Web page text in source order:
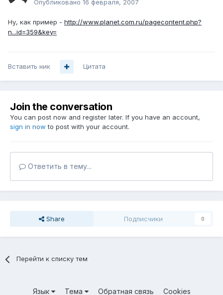
Опубликовано 16 февраля, 2007
Ну, как пример - http://www.planet.com.ru/pagecontent.php?
n...id=359&key=
Вставить ник Цитата
Join the conversation
You can post now and register later. If you have an account,
sign in now to post with your account.
Ответить в тему...
Share Подписчики 0
Перейти к списку тем
Язык Тема Обратная связь Cookies